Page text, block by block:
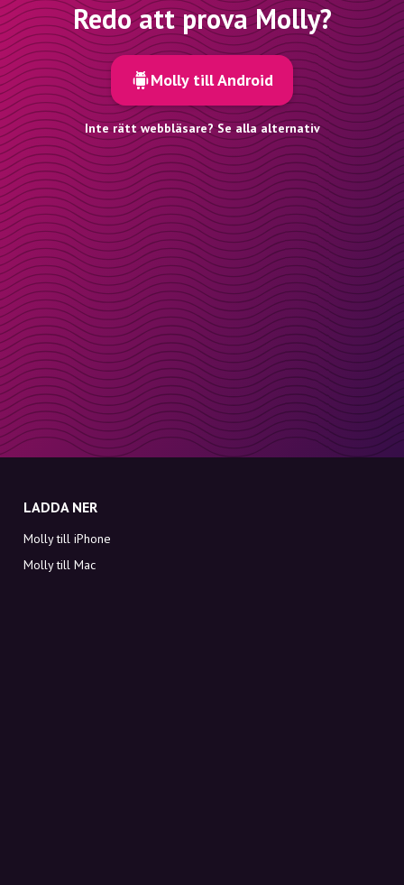
Redo att prova Molly?
Molly till Android
Inte rätt webbläsare? Se alla alternativ
LADDA NER
Molly till iPhone
Molly till Mac